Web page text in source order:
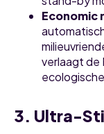
Economic
verlaagt de
3. Ultra-